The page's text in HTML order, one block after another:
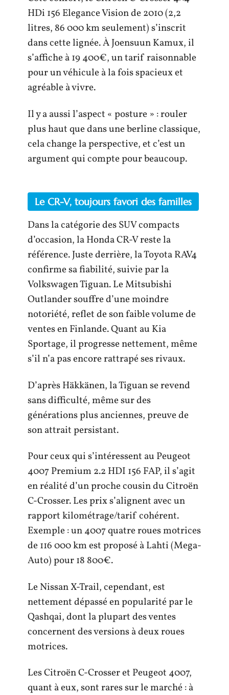
HDi 156 Elegance Vision de 2010 (2,2
litres, 86 000 km seulement) s’inscrit
dans cette lignée. À Joensuun Kamux, il
s’affiche à 19 400€, un tarif raisonnable
pour un véhicule à la fois spacieux et
agréable à vivre.
Il y a aussi l’aspect « posture » : rouler
plus haut que dans une berline classique,
cela change la perspective, et c’est un
argument qui compte pour beaucoup.
Le CR-V, toujours favori des familles
Dans la catégorie des SUV compacts
d’occasion, la Honda CR-V reste la
référence. Juste derrière, la Toyota RAV4
confirme sa fiabilité, suivie par la
Volkswagen Tiguan. Le Mitsubishi
Outlander souffre d’une moindre
notoriété, reflet de son faible volume de
ventes en Finlande. Quant au Kia
Sportage, il progresse nettement, même
s’il n’a pas encore rattrapé ses rivaux.
D’après Häkkänen, la Tiguan se revend
sans difficulté, même sur des
générations plus anciennes, preuve de
son attrait persistant.
Pour ceux qui s’intéressent au Peugeot
4007 Premium 2.2 HDI 156 FAP, il s’agit
en réalité d’un proche cousin du Citroën
C-Crosser. Les prix s’alignent avec un
rapport kilométrage/tarif cohérent.
Exemple : un 4007 quatre roues motrices
de 116 000 km est proposé à Lahti (Mega-
Auto) pour 18 800€.
Le Nissan X-Trail, cependant, est
nettement dépassé en popularité par le
Qashqai, dont la plupart des ventes
concernent des versions à deux roues
motrices.
Les Citroën C-Crosser et Peugeot 4007,
quant à eux, sont rares sur le marché : à